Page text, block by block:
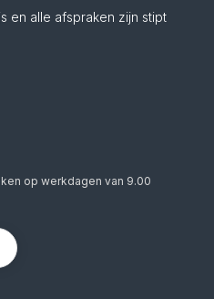
en alle afspraken zijn stipt
op werkdagen van 9.00